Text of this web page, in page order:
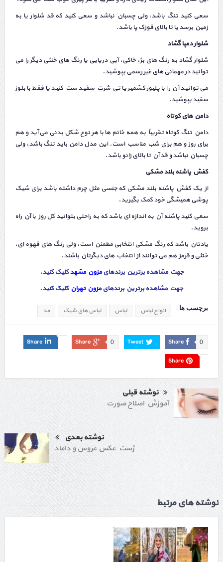
سعی کنید تنگ باشد، ولی چسبان نباشد و سعی کنید که قد شلوار یا به
زمین برسد یا تا بالای قوزک پا باشد.
شلوار دمپا گشاد
شلوار گشاد به رنگ های بژ، خاکی، آبی دریایی یا رنگ های خنثی دیگر را می
توانید در مهمانی های غیر رسمی بپوشید.
می توانید آن را با پلیور کشمیر یا تی شرت سفید ست کنید یا فقط با بلوز
سفید بپوشید.
دامن های کوتاه
دامن تنگ کوتاه تقریباً به همه خانم ها با هر نوع شکل بدنی می آید و هم
برای روز و هم برای شب مناسب است. این مدل دامن باید تنگ باشد، ولی
چسبان نباشد و قد آن تا بالای زانو باشد.
کفش پاشنه بلند مشکی
از یک کفش پاشنه بلند مشکی که جنسی مثل چرم داشته باشد برای شیک
پوشی همیشگی خود کمک بگیرید.
سعی کنید پاشنه آن به اندازه ای باشد که به راحتی بتوانید کل روز با آن راه
بروید.
یادتان باشد که رنگ مشکی انتخابی مطمئن است، ولی رنگ های قهوه ای،
خنثی و قرمز هم می توانند از انتخاب های دیگرتان باشند.
جهت مشاهده برترین برندهایمزون مشهدکلیک کنید.
جهت مشاهده برترین برندهایمزون تهران کلیک کنید.
برچسب ها : انواع لباس لباس لباس های شیک مد
Share 0
Tweet
Share 0
Share
Share
نوشته قبلی
آموزش اصلاح صورت
نوشته بعدی
ژست عکس عروس و داماد
نوشته های مرتبط